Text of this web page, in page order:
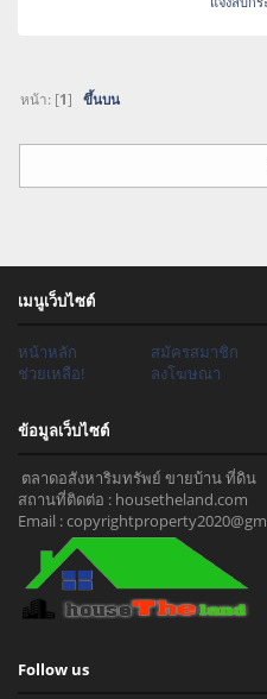
หน้า: [1]ขึ้นบน
เมนูเว็บไซต์
หน้าหลัก สมัครสมาชิก
ช่วยเหลือ!
ลงโฆษณา
ข้อมูลเว็บไซต์
ตลาดอสังหาริมทรัพย์ ขายบ้าน ที่ดิน
สถานที่ติดต่อ : housetheland.com
Email :
Follow us